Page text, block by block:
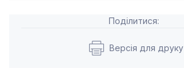
Поділитися:
Версія для друку